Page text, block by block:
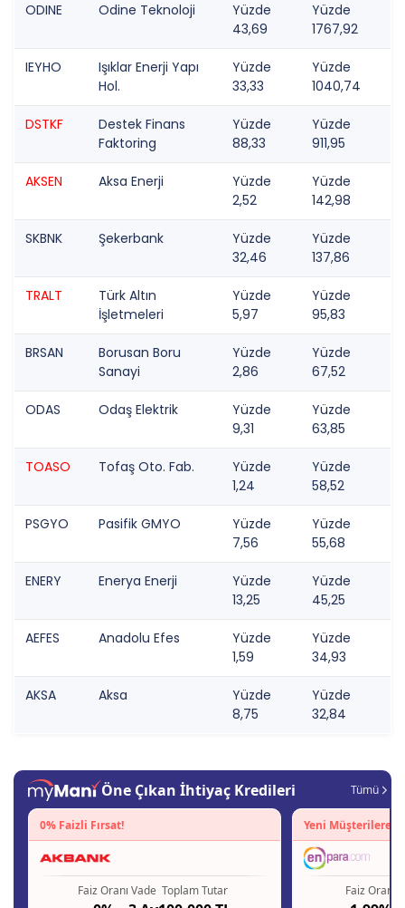
ODINE Odine Teknoloji
Yüzde
43,69
Yüzde
1767,92
IEYHO
Işıklar Enerji Yapı
Hol.
Yüzde
33,33
Yüzde
1040,74
DSTKF
Destek Finans
Faktoring
Yüzde
88,33
Yüzde
911,95
AKSEN Aksa Enerji
Yüzde
2,52
Yüzde
142,98
SKBNK Şekerbank
Yüzde
32,46
Yüzde
137,86
TRALT
Türk Altın
İşletmeleri
Yüzde
5,97
Yüzde
95,83
BRSAN
Borusan Boru
Sanayi
Yüzde
2,86
Yüzde
67,52
ODAS Odaş Elektrik
Yüzde
9,31
Yüzde
63,85
TOASO Tofaş Oto. Fab.
Yüzde
1,24
Yüzde
58,52
PSGYO Pasifik GMYO
Yüzde
7,56
Yüzde
55,68
ENERY Enerya Enerji
Yüzde
13,25
Yüzde
45,25
AEFES Anadolu Efes
Yüzde
1,59
Yüzde
34,93
AKSA Aksa
Yüzde
8,75
Yüzde
32,84